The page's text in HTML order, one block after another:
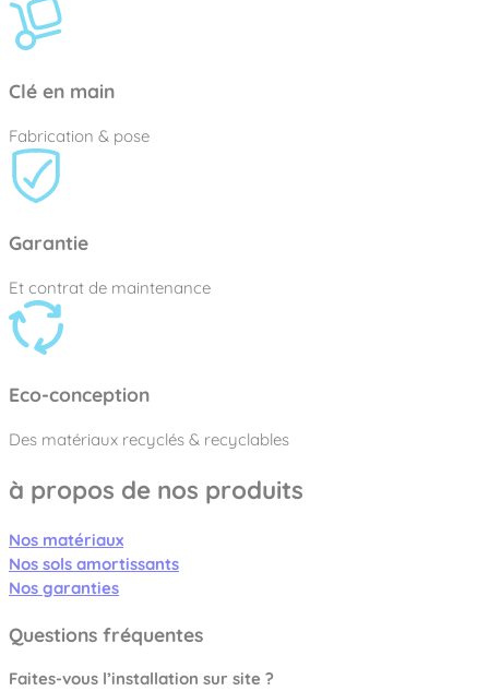
Clé en main
Fabrication & pose
Garantie
Et contrat de maintenance
Eco-conception
Des matériaux recyclés & recyclables
à propos de nos produits
Nos matériaux
Nos sols amortissants
Nos garanties
Questions fréquentes
Faites-vous l’installation sur site ?